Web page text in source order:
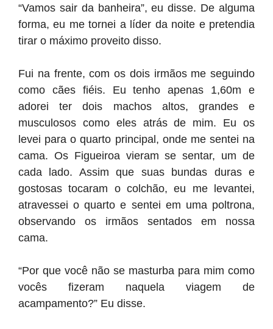
“Vamos sair da banheira”, eu disse. De alguma
forma, eu me tornei a líder da noite e pretendia
tirar o máximo proveito disso.
Fui na frente, com os dois irmãos me seguindo
como cães fiéis. Eu tenho apenas 1,60m e
adorei ter dois machos altos, grandes e
musculosos como eles atrás de mim. Eu os
levei para o quarto principal, onde me sentei na
cama. Os Figueiroa vieram se sentar, um de
cada lado. Assim que suas bundas duras e
gostosas tocaram o colchão, eu me levantei,
atravessei o quarto e sentei em uma poltrona,
observando os irmãos sentados em nossa
cama.
“Por que você não se masturba para mim como
vocês fizeram naquela viagem de
acampamento?” Eu disse.